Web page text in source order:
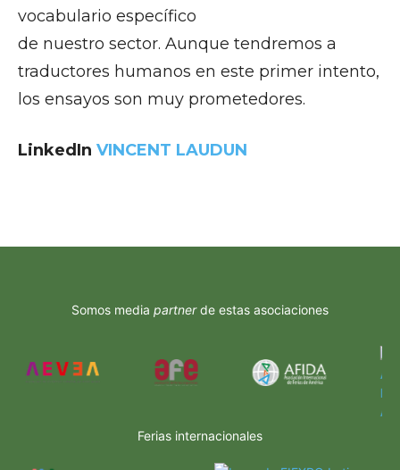
vocabulario específico
de nuestro sector. Aunque tendremos a
traductores humanos en este primer intento,
los ensayos son muy prometedores.
LinkedIn VINCENT LAUDUN
Somos media partnerde estas asociaciones
Ferias internacionales